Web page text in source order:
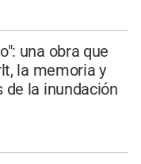
una obra que
la memoria y
la inundación